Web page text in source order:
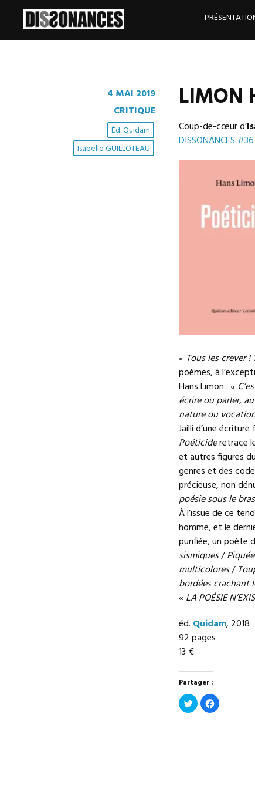
4 MAI 2019
CRITIQUE
Éd. Quidam
Isabelle GUILLOTEAU
LIMON
Coup-de-cœur d’
DISSONANCES #36
« Tous les crever !
poèmes, à
Hans Limon : «
écrire ou parler,
nature ou
Jailli d’une
Poéticideretrace
et autres figures
genres et des
précieuse, non
poésie sous le bras
À l’issue de ce
homme, et le
purifiée, un poète
sismiques/
multicolores/
bordées crachant
« LA POÉSIE
éd. Quidam, 2018
92 pages
13 €
Partager :
Cliquez
pour
partager
Cliquez
pour